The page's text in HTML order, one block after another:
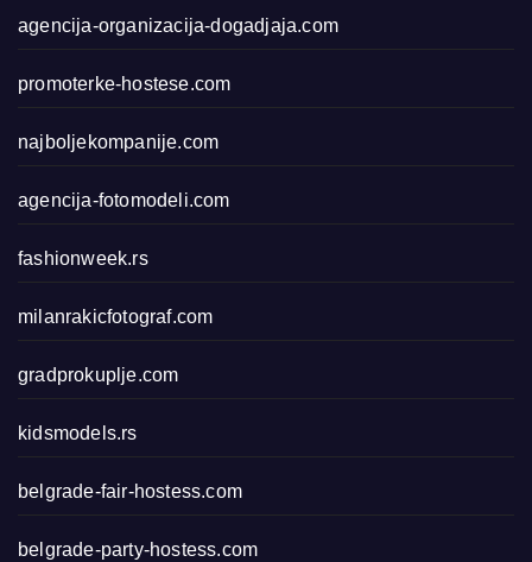
agencija-organizacija-dogadjaja.com
promoterke-hostese.com
najboljekompanije.com
agencija-fotomodeli.com
fashionweek.rs
milanrakicfotograf.com
gradprokuplje.com
kidsmodels.rs
belgrade-fair-hostess.com
belgrade-party-hostess.com